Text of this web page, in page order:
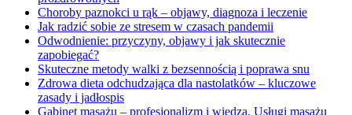
Choroby paznokci u rąk – objawy, diagnoza i leczenie
Jak radzić sobie ze stresem w czasach pandemii
Odwodnienie: przyczyny, objawy i jak skutecznie
zapobiegać?
Skuteczne metody walki z bezsennością i poprawa snu
Zdrowa dieta odchudzająca dla nastolatków – kluczowe
zasady i jadłospis
Gabinet masażu – profesjonalizm i wiedza. Usługi masażu